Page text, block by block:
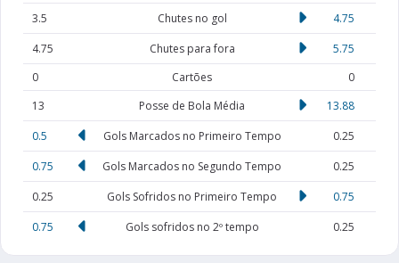
3.5
Chutes no gol
4.75
4.75
Chutes para fora
5.75
0
Cartões
0
13
Posse de Bola Média
13.88
0.5
Gols Marcados no Primeiro Tempo
0.25
0.75
Gols Marcados no Segundo Tempo
0.25
0.25
Gols Sofridos no Primeiro Tempo
0.75
0.75
Gols sofridos no 2º tempo 0.25